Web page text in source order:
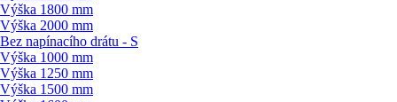
Výška 1800 mm
Výška 2000 mm
Bez napínacího drátu - S
Výška 1000 mm
Výška 1250 mm
Výška 1500 mm